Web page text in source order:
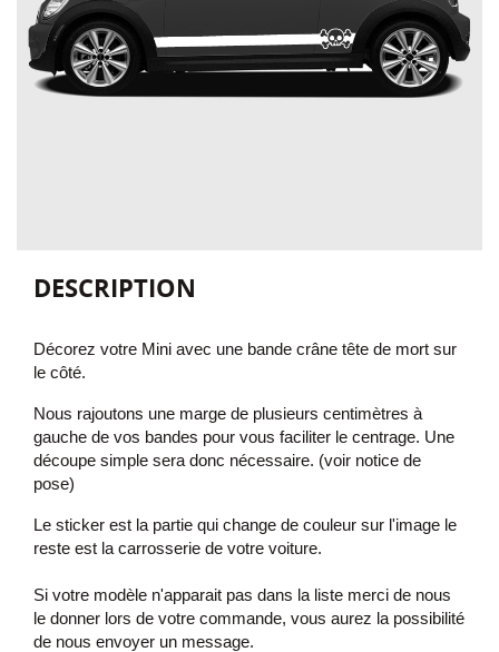
DESCRIPTION
Décorez votre Mini avec une bande crâne tête de mort sur
le côté.
Nous rajoutons une marge de plusieurs centimètres à
gauche de vos bandes pour vous faciliter le centrage. Une
découpe simple sera donc nécessaire. (voir notice de
pose)
Le sticker est la partie qui change de couleur sur l'image le
reste est la carrosserie de votre voiture.
Si votre modèle n'apparait pas dans la liste merci de nous
le donner lors de votre commande, vous aurez la possibilité
de nous envoyer un message.